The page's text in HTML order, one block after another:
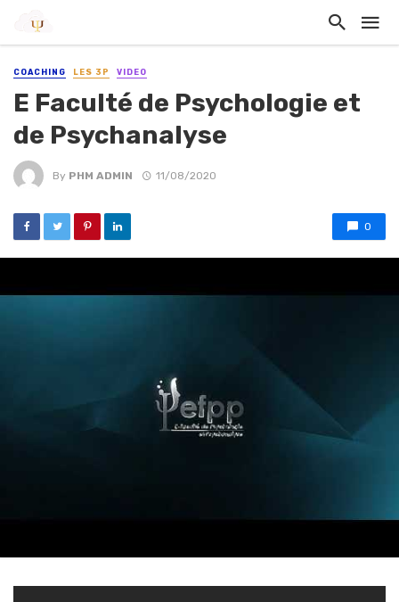
COACHING LES 3P VIDEO
E Faculté de Psychologie et
de Psychanalyse
By PHM ADMIN 11/08/2020
0